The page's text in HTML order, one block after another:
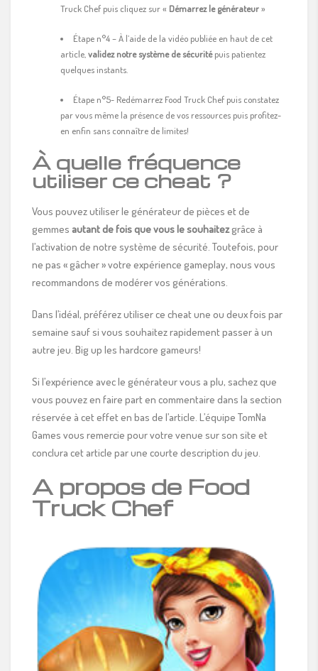
Truck Chef puis cliquez sur « Démarrez le générateur»
Étape n°4 – À l’aide de la vidéo publiée en haut de cet
article, validez notre système de sécuritépuis patientez
quelques instants.
Étape n°5- Redémarrez Food Truck Chef puis constatez
par vous même la présence de vos ressources puis profitez-
en enfin sans connaître de limites!
À quelle fréquence
utiliser ce cheat ?
Vous pouvez utiliser le générateur de pièces et de
gemmes autant de fois que vous le souhaitezgrâce à
l’activation de notre système de sécurité. Toutefois, pour
ne pas « gâcher » votre expérience gameplay, nous vous
recommandons de modérer vos générations.
Dans l’idéal, préférez utiliser ce cheat une ou deux fois par
semaine sauf si vous souhaitez rapidement passer à un
autre jeu. Big up les hardcore gameurs!
Si l’expérience avec le générateur vous a plu, sachez que
vous pouvez en faire part en commentaire dans la section
réservée à cet effet en bas de l’article. L’équipe TomNa
Games vous remercie pour votre venue sur son site et
conclura cet article par une courte description du jeu.
A propos de Food
Truck Chef